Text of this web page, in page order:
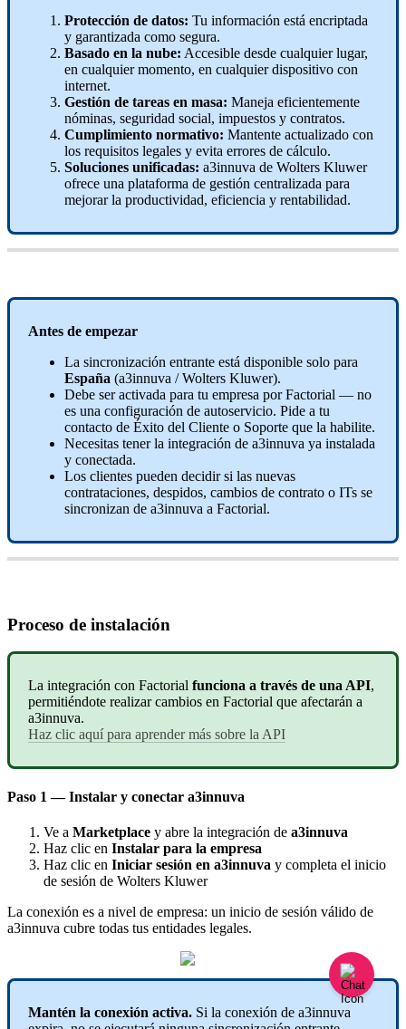
Protección de datos: Tu información está encriptada
y garantizada como segura.
Basado en la nube: Accesible desde cualquier lugar,
en cualquier momento, en cualquier dispositivo con
internet.
Gestión de tareas en masa: Maneja eficientemente
nóminas, seguridad social, impuestos y contratos.
Cumplimiento normativo: Mantente actualizado con
los requisitos legales y evita errores de cálculo.
Soluciones unificadas: a3innuva de Wolters Kluwer
ofrece una plataforma de gestión centralizada para
mejorar la productividad, eficiencia y rentabilidad.
Antes de empezar
La sincronización entrante está disponible solo para
España (a3innuva / Wolters Kluwer).
Debe ser activada para tu empresa por Factorial — no
es una configuración de autoservicio. Pide a tu
contacto de Éxito del Cliente o Soporte que la habilite.
Necesitas tener la integración de a3innuva ya instalada
y conectada.
Los clientes pueden decidir si las nuevas
contrataciones, despidos, cambios de contrato o ITs se
sincronizan de a3innuva a Factorial.
Proceso de instalación
La integración con Factorial funciona a través de una API,
permitiéndote realizar cambios en Factorial que afectarán a
a3innuva.
Haz clic aquí para aprender más sobre la API
Paso 1 — Instalar y conectar a3innuva
Ve a Marketplace y abre la integración de a3innuva
Haz clic en Instalar para la empresa
Haz clic en Iniciar sesión en a3innuva y completa el inicio
de sesión de Wolters Kluwer
La conexión es a nivel de empresa: un inicio de sesión válido de
a3innuva cubre todas tus entidades legales.
Mantén la conexión activa. Si la conexión de a3innuva